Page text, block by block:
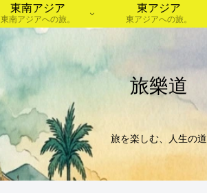
旅樂道
旅を楽しむ、人生の道
東南アジア
東南アジアへの旅。
東アジア
東アジアへの旅。